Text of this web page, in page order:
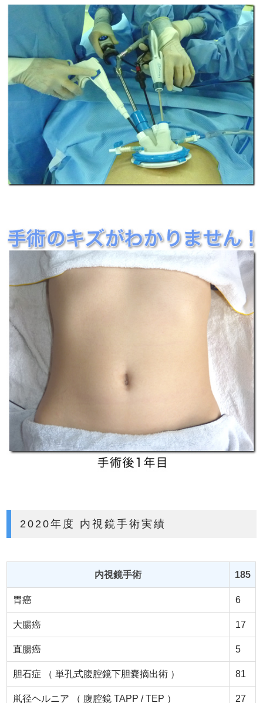
2020年度 内視鏡手術実績
内視鏡手術 185
胃癌 6
大腸癌 17
直腸癌 5
胆石症 （ 単孔式腹腔鏡下胆嚢摘出術 ） 81
鼡径ヘルニア （ 腹腔鏡 TAPP / TEP ） 27